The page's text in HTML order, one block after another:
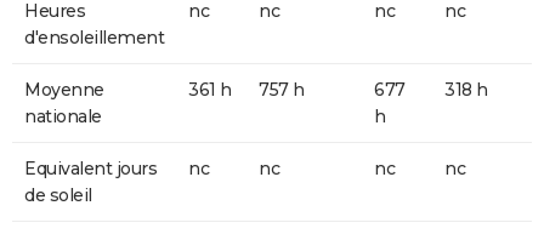
Heures
d'ensoleillement
nc nc nc nc
Moyenne
nationale
361 h 757 h
677
h
318 h
Equivalent jours
de soleil
nc nc nc nc